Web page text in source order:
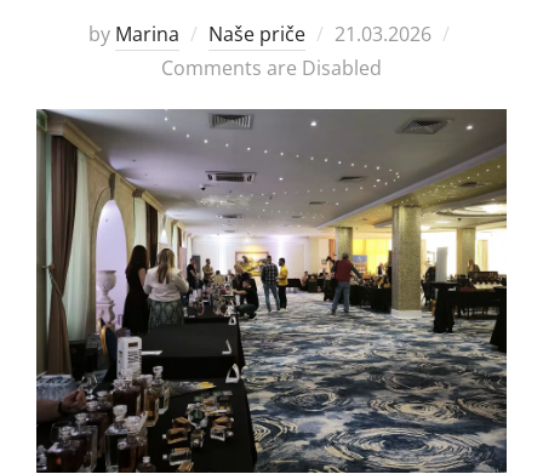
by Marina Naše priče
Posted
on
21.03.2026
Comments are Disabled